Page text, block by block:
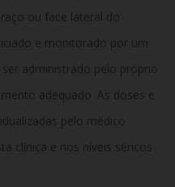
ou face lateral do
e monitorado por um
administrado pelo próprio
adequado. As doses e
pelo médico
clínica e nos níveis séricos